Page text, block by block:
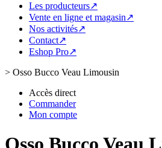
Les producteurs↗
Vente en ligne et magasin↗
Nos activités↗
Contact↗
Eshop Pro↗
> Osso Bucco Veau Limousin
Accès direct
Commander
Mon compte